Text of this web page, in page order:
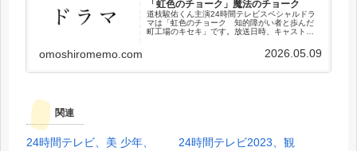
「虹色のチョーク」魔法のチョーク
道枝駿佑くん主演24時間テレビスペシャルドラ
マは「虹色のチョーク 知的障がい者と歩んだ
町工場のキセキ」です。放送日時、キャスト、
描ける魔法のチョーク「キットパス」などまと
omoshiromemo.com 2026.05.09
関連
24時間テレビ、美 少年、
24時間テレビ2023、観